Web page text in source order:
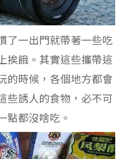
了一出門就帶著一些吃
挨餓。其實這些攜帶這
的時候，各個地方都會
些誘人的食物，必不可
點都沒啥吃。